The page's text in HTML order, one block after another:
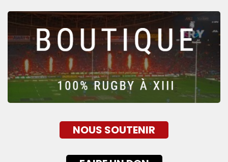
NOUS SOUTENIR